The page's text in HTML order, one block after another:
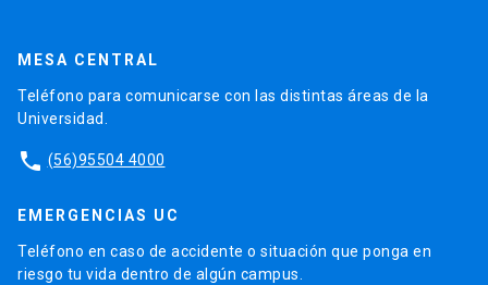
MESA CENTRAL
Teléfono para comunicarse con las distintas áreas de la
Universidad.
phone (56)95504 4000
EMERGENCIAS UC
Teléfono en caso de accidente o situación que ponga en
riesgo tu vida dentro de algún campus.